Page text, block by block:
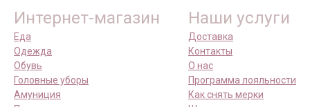
Интернет-магазин
Еда
Одежда
Обувь
Головные уборы
Амуниция
Наши услуги
Доставка
Контакты
О нас
Программа лояльности
Как снять мерки